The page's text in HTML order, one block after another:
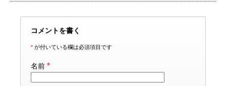
コメントを書く
* が付いている欄は必須項目です
名前 *